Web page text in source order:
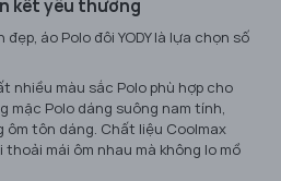
kết yêu thương
áo Polo đôi YODY là lựa chọn số
nhiều màu sắc Polo phù hợp cho
mặc Polo dáng suông nam tính,
ôm tôn dáng. Chất liệu Coolmax
mái ôm nhau mà không lo mồ